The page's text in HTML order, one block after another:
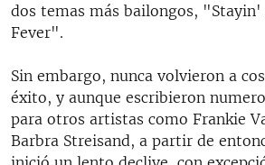
dos temas más bailongos,
Fever".
Sin embargo, nunca volvieron a
éxito, y aunque escribieron
para otros artistas como Frankie
Barbra Streisand, a partir de